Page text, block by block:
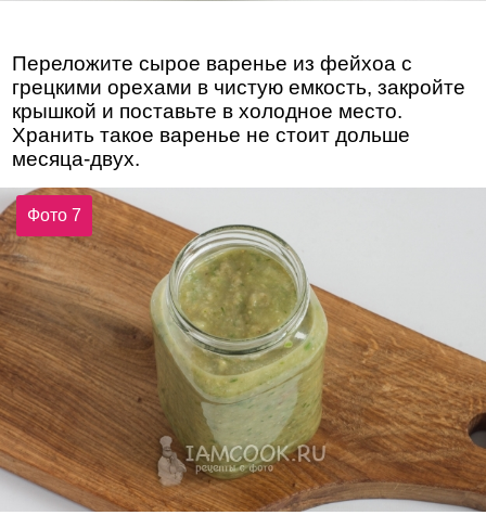
Переложите сырое варенье из фейхоа с
грецкими орехами в чистую емкость, закройте
крышкой и поставьте в холодное место.
Хранить такое варенье не стоит дольше
месяца-двух.
Фото 7